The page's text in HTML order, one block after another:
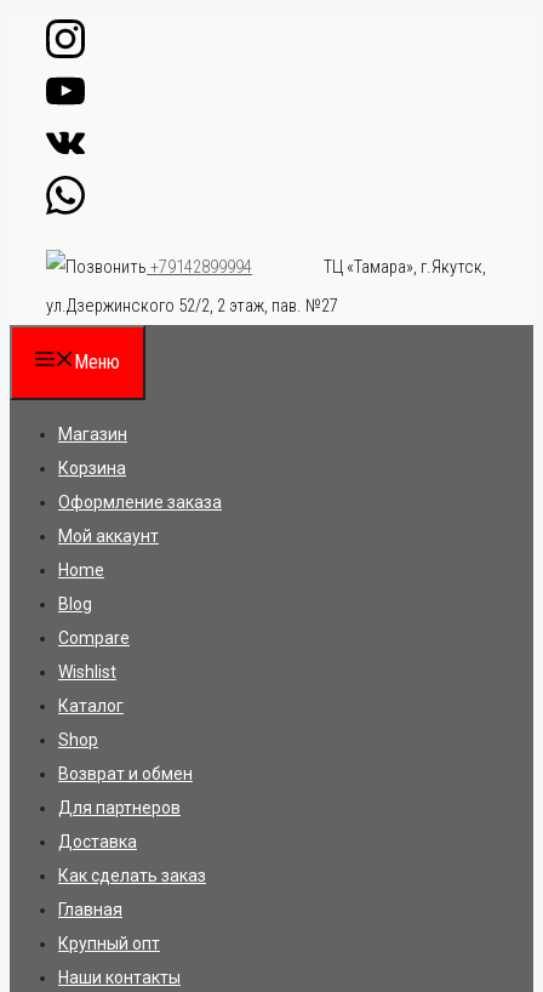
Перейти
содержимому
+79142899994
ТЦ «Тамара», г.Якутск,
ул.Дзержинского 52/2, 2 этаж, пав. №27
Меню
Магазин
Корзина
Оформление заказа
Мой аккаунт
Home
Blog
Compare
Wishlist
Каталог
Shop
Возврат и обмен
Для партнеров
Доставка
Как сделать заказ
Главная
Крупный опт
Наши контакты